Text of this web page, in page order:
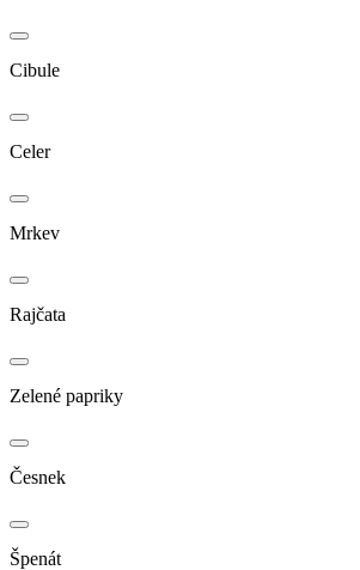
Cibule
Celer
Mrkev
Rajčata
Zelené papriky
Česnek
Špenát